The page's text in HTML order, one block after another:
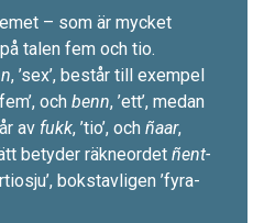
– som är mycket
talen fem och tio.
, ’sex’, består till exempel
och benn, ’ett’, medan
av fukk, ’tio’, och ñaar,
betyder räkneordet ñent-
bokstavligen ’fyra-